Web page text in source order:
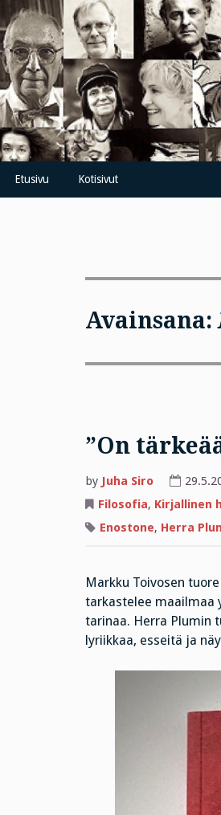
Skip
to
content
Etusivu Kotisivut
Avainsana:
”On
by Juha Siro
Filosofia, Kirjallinen
Enostone, Herra
Markku Toivosen
tarkastelee maailmaa
tarinaa. Herra Plumin
lyriikkaa, esseitä ja